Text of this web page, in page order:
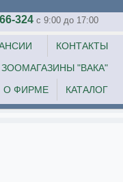
324 c 9:00 до 17:00
КОНТАКТЫ
ЗООМАГАЗИНЫ "ВАКА"
КАТАЛОГ
О ФИРМЕ